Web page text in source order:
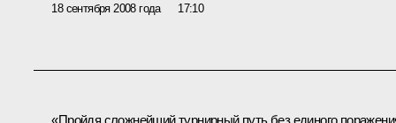
18 сентября 2008 года 17:10